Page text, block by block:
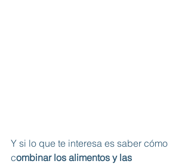
Y si lo que te interesa es saber cómo
combinar los alimentos y las